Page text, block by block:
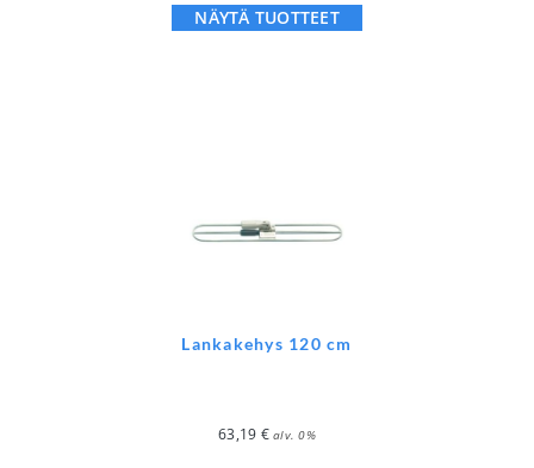
NÄYTÄ TUOTTEET
Lankakehys 120 cm
63,19 € alv. 0%